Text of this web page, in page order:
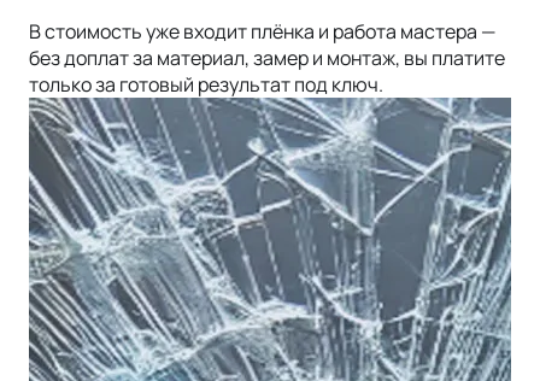
В стоимость уже входит плёнка и работа мастера —
без доплат за материал, замер и монтаж, вы платите
только за готовый результат под ключ.